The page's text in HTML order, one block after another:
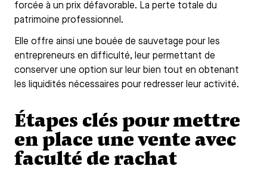
forcée à un prix défavorable. La perte totale du
patrimoine professionnel.
Elle offre ainsi une bouée de sauvetage pour les
entrepreneurs en difficulté, leur permettant de
conserver une option sur leur bien tout en obtenant
les liquidités nécessaires pour redresser leur activité.
Étapes clés pour mettre
en place une vente avec
faculté de rachat